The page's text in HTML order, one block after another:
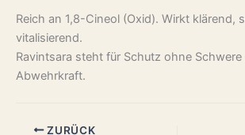
Reich an 1,8-Cineol (Oxid). Wirkt klärend,
vitalisierend.
Ravintsara steht für Schutz ohne Schwere
Abwehrkraft.
ZURÜCK